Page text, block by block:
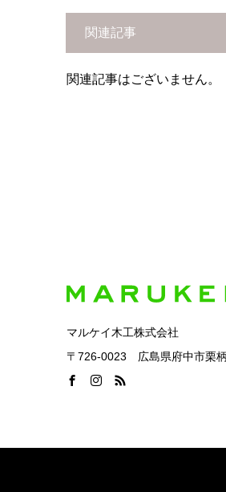
関連記事
関連記事はございません。
マルケイ木工株式会社
〒726-0023 広島県府中市栗